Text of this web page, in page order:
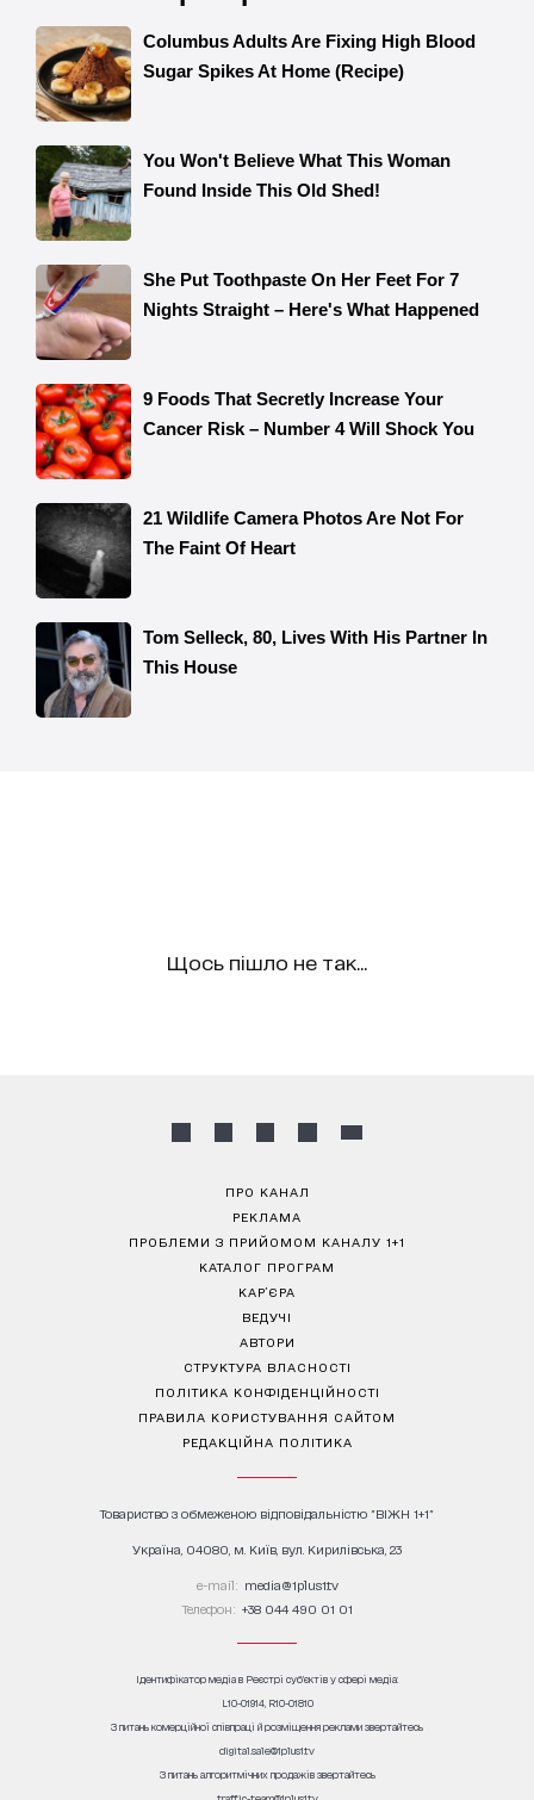
Щось пішло не так...
ПРО КАНАЛ
РЕКЛАМА
ПРОБЛЕМИ З ПРИЙОМОМ КАНАЛУ 1+1
КАТАЛОГ ПРОГРАМ
КАР’ЄРА
ВЕДУЧІ
АВТОРИ
СТРУКТУРА ВЛАСНОСТІ
ПОЛІТИКА КОНФІДЕНЦІЙНОСТІ
ПРАВИЛА КОРИСТУВАННЯ САЙТОМ
РЕДАКЦІЙНА ПОЛІТИКА
Товариство з обмеженою відповідальністю "ВІЖН 1+1"
Україна, 04080, м. Київ, вул. Кирилівська, 23
е-mail: media@1plus1.tv
Телефон: +38 044 490 01 01
Ідентифікатор медіа в Реєстрі суб’єктів у сфері медіа:
L10-01914, R10-01810
З питань комерційної співпраці й розміщення реклами звертайтесь
digital.sale@1plus1.tv
З питань алгоритмічних продажів звертайтесь